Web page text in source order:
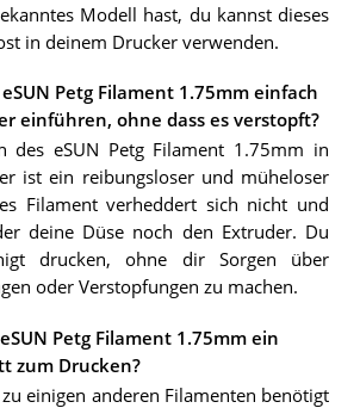
Modell hast, du kannst dieses
in deinem Drucker verwenden.
Petg Filament 1.75mm einfach
einführen, ohne dass es verstopft?
des eSUN Petg Filament 1.75mm in
ist ein reibungsloser und müheloser
Filament verheddert sich nicht und
deine Düse noch den Extruder. Du
drucken, ohne dir Sorgen über
oder Verstopfungen zu machen.
Petg Filament 1.75mm ein
zum Drucken?
zu einigen anderen Filamenten benötigt